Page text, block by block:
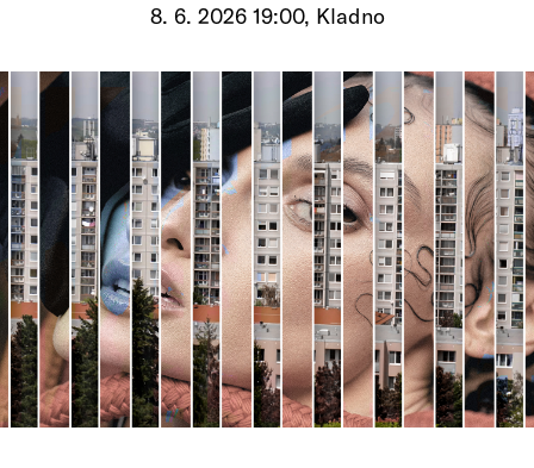
Pro děti
edu
Vše o ČT
8. 6. 2026 19:00, Kladno